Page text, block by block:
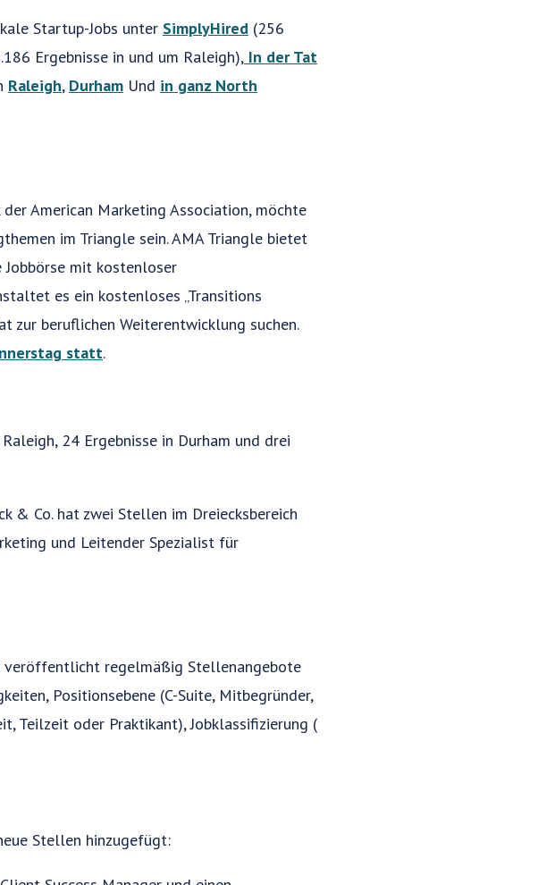
Startup-Jobs unter SimplyHired (256
Ergebnisse in und um Raleigh), In der Tat
Raleigh, Durham Und in ganz North
American Marketing Association, möchte
im Triangle sein. AMA Triangle bietet
Jobbörse mit kostenloser
es ein kostenloses „Transitions
zur beruflichen Weiterentwicklung suchen.
statt.
24 Ergebnisse in Durham und drei
& Co. hat zwei Stellen im Dreiecksbereich
und Leitender Spezialist für
veröffentlicht regelmäßig Stellenangebote
Positionsebene (C-Suite, Mitbegründer,
Teilzeit oder Praktikant), Jobklassifizierung (
Stellen hinzugefügt: